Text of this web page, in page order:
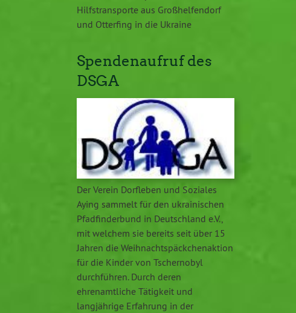
Hilfstransporte aus Großhelfendorf
und Otterfing in die Ukraine
Spendenaufruf des
DSGA
Der Verein Dorfleben und Soziales
Aying sammelt für den ukrainischen
Pfadfinderbund in Deutschland e.V.,
mit welchem sie bereits seit über 15
Jahren die Weihnachtspäckchenaktion
für die Kinder von Tschernobyl
durchführen. Durch deren
ehrenamtliche Tätigkeit und
langjährige Erfahrung in der